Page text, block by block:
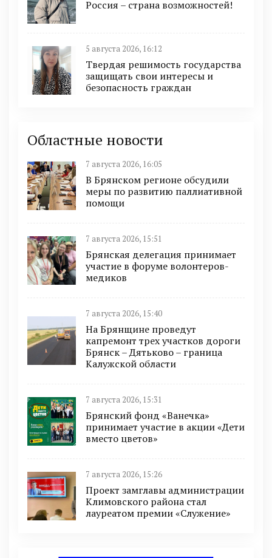
Россия – страна возможностей!
5 августа 2026, 16:12
Твердая решимость государства
защищать свои интересы и
безопасность граждан
Областные новости
7 августа 2026, 16:05
В Брянском регионе обсудили
меры по развитию паллиативной
помощи
7 августа 2026, 15:51
Брянская делегация принимает
участие в форуме волонтеров-
медиков
7 августа 2026, 15:40
На Брянщине проведут
капремонт трех участков дороги
Брянск – Дятьково – граница
Калужской области
7 августа 2026, 15:31
Брянский фонд «Ванечка»
принимает участие в акции «Дети
вместо цветов»
7 августа 2026, 15:26
Проект замглавы администрации
Климовского района стал
лауреатом премии «Служение»